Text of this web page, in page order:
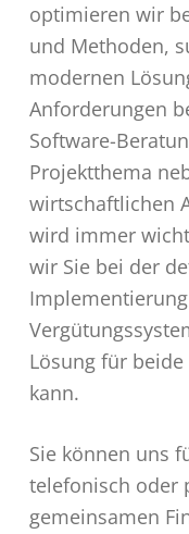
optimieren wir
und Methoden,
modernen
Anforderungen
Software-
Projektthema
wirtschaftlichen
wird immer
wir Sie bei der
Lösung für
kann.
Sie können uns
telefonisch oder
gemeinsamen